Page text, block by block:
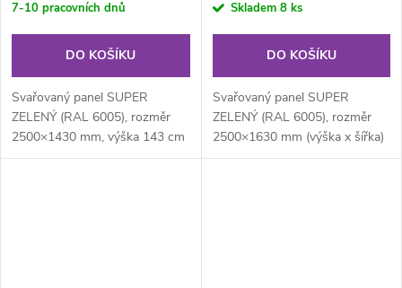
7-10 pracovních dnů
DO KOŠÍKU
Svařovaný panel SUPER
ZELENÝ (RAL 6005), rozměr
2500×1430 mm, výška 143 cm
je svařovaný plotový panel o
Skladem 8 ks
DO KOŠÍKU
Svařovaný panel SUPER
ZELENÝ (RAL 6005), rozměr
2500×1630 mm (výška x šířka)
je svařovaný plotový panel o